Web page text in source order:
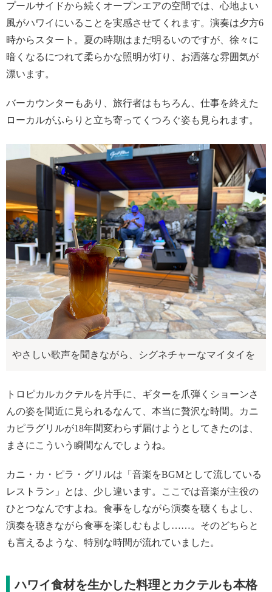
プールサイドから続くオープンエアの空間では、心地よい
風がハワイにいることを実感させてくれます。演奏は夕方6
時からスタート。夏の時期はまだ明るいのですが、徐々に
暗くなるにつれて柔らかな照明が灯り、お洒落な雰囲気が
漂います。
バーカウンターもあり、旅行者はもちろん、仕事を終えた
ローカルがふらりと立ち寄ってくつろぐ姿も見られます。
やさしい歌声を聞きながら、シグネチャーなマイタイを
トロピカルカクテルを片手に、ギターを爪弾くショーンさ
んの姿を間近に見られるなんて、本当に贅沢な時間。カニ
カピラグリルが18年間変わらず届けようとしてきたのは、
まさにこういう瞬間なんでしょうね。
カニ・カ・ピラ・グリルは「音楽をBGMとして流している
レストラン」とは、少し違います。ここでは音楽が主役の
ひとつなんですよね。食事をしながら演奏を聴くもよし、
演奏を聴きながら食事を楽しむもよし……。そのどちらと
も言えるような、特別な時間が流れていました。
ハワイ食材を生かした料理とカクテルも本格